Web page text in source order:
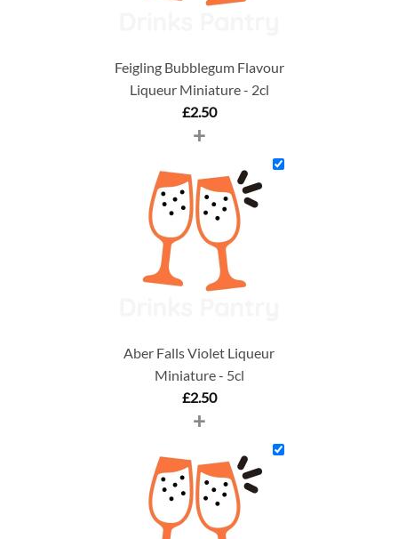
Feigling Bubblegum Flavour
Liqueur Miniature - 2cl
£2.50
+
Aber Falls Violet Liqueur
Miniature - 5cl
£2.50
+